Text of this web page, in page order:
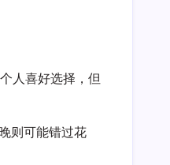
人喜好选择，但
则可能错过花